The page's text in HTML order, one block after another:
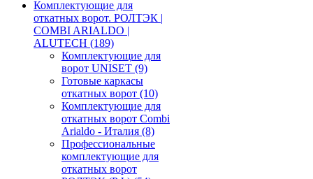
Комплектующие для
откатных ворот. РОЛТЭК |
COMBI ARIALDO |
ALUTECH (189)
Комплектующие для
ворот UNISET (9)
Готовые каркасы
откатных ворот (10)
Комплектующие для
откатных ворот Combi
Arialdo - Италия (8)
Профессиональные
комплектующие для
откатных ворот